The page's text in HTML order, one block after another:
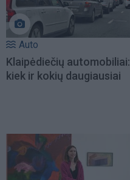
Auto
Klaipėdiečių automobiliai:
kiek ir kokių daugiausiai